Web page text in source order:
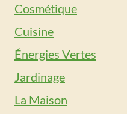
Cosmétique
Cuisine
Énergies Vertes
Jardinage
La Maison